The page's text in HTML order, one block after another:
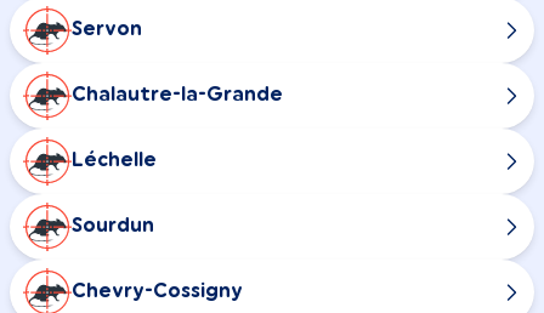
Servon
Chalautre-la-Grande
Léchelle
Sourdun
Chevry-Cossigny